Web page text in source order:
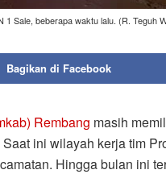
1 Sale, beberapa waktu lalu. (R. Teguh
Bagikan di Facebook
Rembang masih
ini wilayah kerja tim
Hingga bulan ini